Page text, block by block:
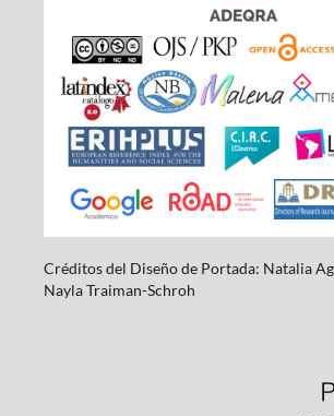
Créditos del Diseño de Portada: Natalia
NaylaTraiman-Schroh